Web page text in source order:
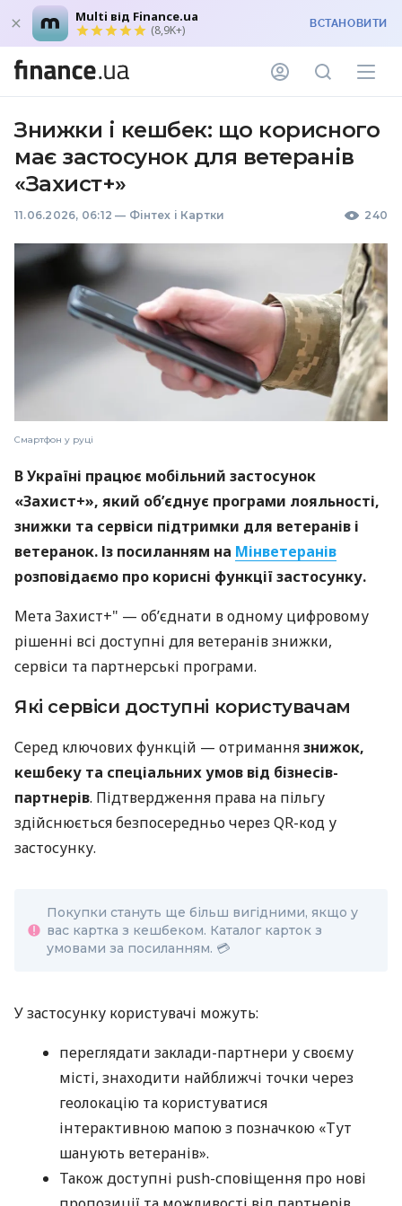
Multi від Finance.ua
(8,9K+) ВСТАНОВИТИ
Знижки і кешбек: що корисного
має застосунок для ветеранів
«Захист+»
11.06.2026, 06:12 — Фінтех і Картки 240
Смартфон у руці
В Україні працює мобільний застосунок
«Захист+», який об’єднує програми лояльності,
знижки та сервіси підтримки для ветеранів і
ветеранок. Із посиланням на Мінветеранів
розповідаємо про корисні функції застосунку.
Мета Захист+" — об’єднати в одному цифровому
рішенні всі доступні для ветеранів знижки,
сервіси та партнерські програми.
Які сервіси доступні користувачам
Серед ключових функцій — отриманнязнижок,
кешбеку та спеціальних умов від бізнесів-
партнерів. Підтвердження права на пільгу
здійснюється безпосередньо через QR-код у
застосунку.
Покупки стануть ще більш вигідними, якщо у
вас картка з кешбеком. Каталог карток з
умовами за посиланням. 💳
У застосунку користувачі можуть:
переглядати заклади-партнери у своєму
місті, знаходити найближчі точки через
геолокацію та користуватися
інтерактивною мапою з позначкою «Тут
шанують ветеранів».
Також доступні push-сповіщення про нові